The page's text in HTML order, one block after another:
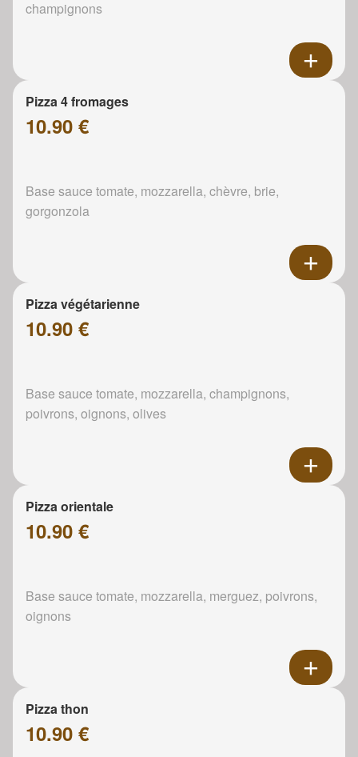
champignons
Pizza 4 fromages
10.90 €
Base sauce tomate, mozzarella, chèvre, brie,
gorgonzola
Pizza végétarienne
10.90 €
Base sauce tomate, mozzarella, champignons,
poivrons, oignons, olives
Pizza orientale
10.90 €
Base sauce tomate, mozzarella, merguez, poivrons,
oignons
Pizza thon
10.90 €